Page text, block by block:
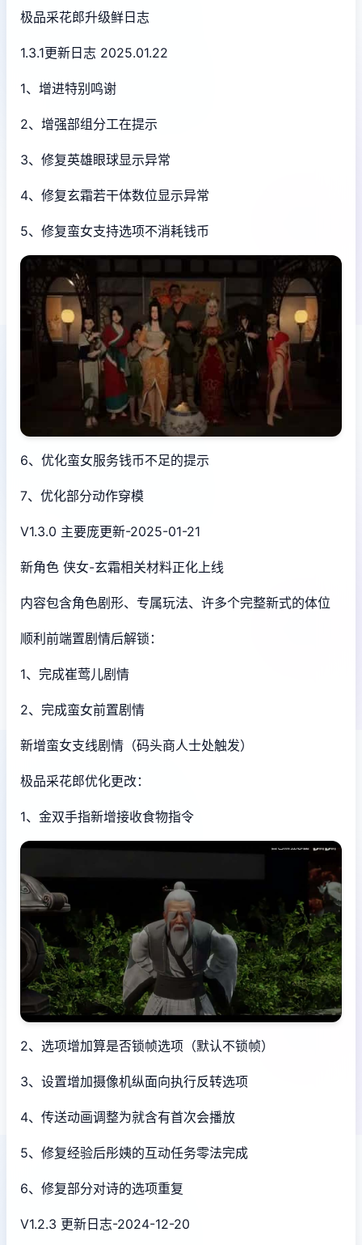
极品采花郎升级鲜日志
1.3.1更新日志 2025.01.22
1、增进特别鸣谢
2、增强部组分工在提示
3、修复英雄眼球显示异常
4、修复玄霜若干体数位显示异常
5、修复蛮女支持选项不消耗钱币
6、优化蛮女服务钱币不足的提示
7、优化部分动作穿模
V1.3.0 主要庞更新-2025-01-21
新角色 侠女-玄霜相关材料正化上线
内容包含角色剧形、专属玩法、许多个完整新式的体位
顺利前端置剧情后解锁：
1、完成崔莺儿剧情
2、完成蛮女前置剧情
新增蛮女支线剧情（码头商人士处触发）
极品采花郎优化更改：
1、金双手指新增接收食物指令
2、选项增加算是否锁帧选项（默认不锁帧）
3、设置增加摄像机纵面向执行反转选项
4、传送动画调整为就含有首次会播放
5、修复经验后彤姨的互动任务零法完成
6、修复部分对诗的选项重复
V1.2.3 更新日志-2024-12-20